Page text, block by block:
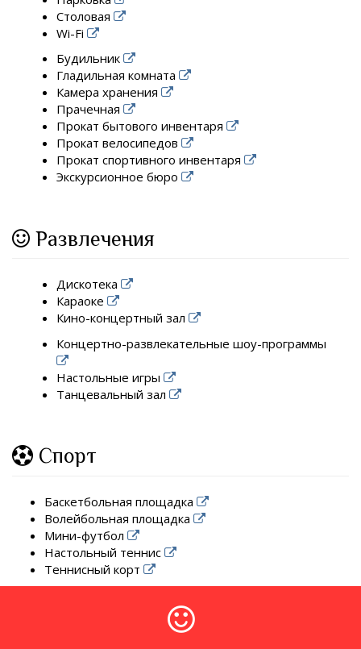
Столовая
Wi-Fi
Будильник
Гладильная комната
Камера хранения
Прачечная
Прокат бытового инвентаря
Прокат велосипедов
Прокат спортивного инвентаря
Экскурсионное бюро
Развлечения
Дискотека
Караоке
Кино-концертный зал
Концертно-развлекательные шоу-программы
Настольные игры
Танцевальный зал
Спорт
Баскетбольная площадка
Волейбольная площадка
Мини-футбол
Настольный теннис
Теннисный корт